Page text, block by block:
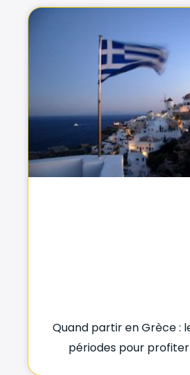
Quand partir en Grèce :
périodes pour profiter